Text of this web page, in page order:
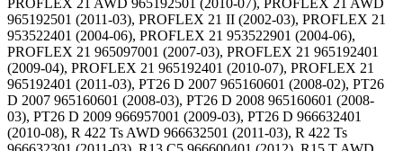
PROFLEX 21 AWD 965192501 (2010-07), PROFLEX 21 AWD
965192501 (2011-03), PROFLEX 21 II (2002-03), PROFLEX 21
953522401 (2004-06), PROFLEX 21 953522901 (2004-06),
PROFLEX 21 965097001 (2007-03), PROFLEX 21 965192401
(2009-04), PROFLEX 21 965192401 (2010-07), PROFLEX 21
965192401 (2011-03), PT26 D 2007 965160601 (2008-02), PT26
D 2007 965160601 (2008-03), PT26 D 2008 965160601 (2008-
03), PT26 D 2009 966957001 (2009-03), PT26 D 966632401
(2010-08), R 422 Ts AWD 966632501 (2011-03), R 422 Ts